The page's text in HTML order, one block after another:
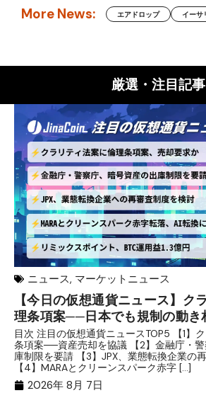
More News: エアドロップ イーサ
厳選・注目記事
ニュース, マーケットニュース
【今日の仮想通貨ニュース】ク
理条項案──日本でも規制の動き
目次 注目の仮想通貨ニュースTOP5 【1】
条項案──資産売却を協議 【2】金融庁・
庫制限を要請 【3】JPX、業態転換企業の
【4】MARAとクリーンスパーク赤字 […]
2026年 8月 7日